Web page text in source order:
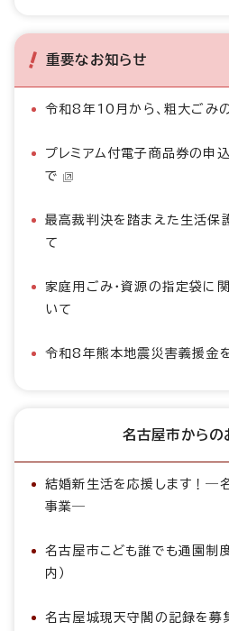
重要なお知らせ
令和8年10月から、粗大ごみ
プレミアム付電子商品券の申
で
最高裁判決を踏まえた生活保
て
家庭用ごみ・資源の指定袋に
いて
令和8年熊本地震災害義援金
名古屋市からの
結婚新生活を応援します！―
事業―
名古屋市こども誰でも通園制
内）
名古屋城現天守閣の記録を募